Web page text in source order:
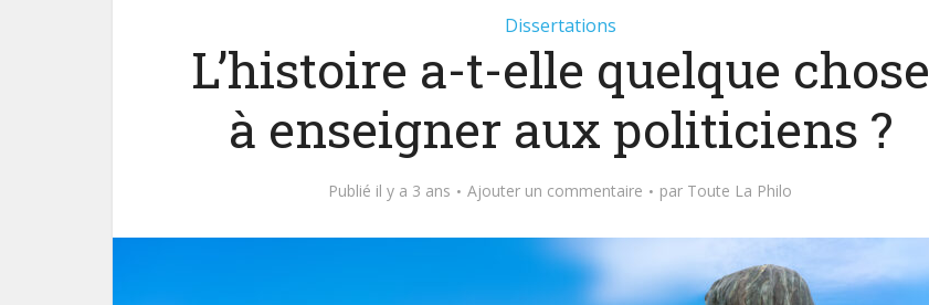
Dissertations
L’histoire a-t-elle quelque chose
à enseigner aux politiciens ?
Publié il y a 3 ans Ajouter un commentaire par Toute La Philo